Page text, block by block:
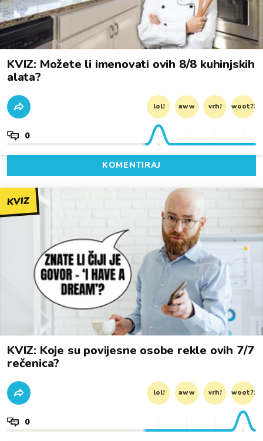
KVIZ: Možete li imenovati ovih 8/8 kuhinjskih
alata?
lol! aww vrh! woot?!
0
KOMENTIRAJ
KVIZ
KVIZ: Koje su povijesne osobe rekle ovih 7/7
rečenica?
lol! aww vrh! woot?!
0